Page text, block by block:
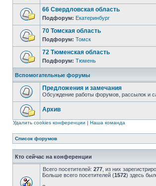
66 Свердловская область
Подфорум: Екатеринбург
70 Томская область
Подфорум: Томск
72 Тюменская область
Подфорум: Тюмень
Вспомогательные форумы
Предложения и замечания
Обсуждение работы форумов, рассылок и
Архив
Удалить cookies конференции | Наша команда
Список форумов
Кто сейчас на конференции
Всего посетителей: 277 , из них
Больше всего посетителей (1572) здесь